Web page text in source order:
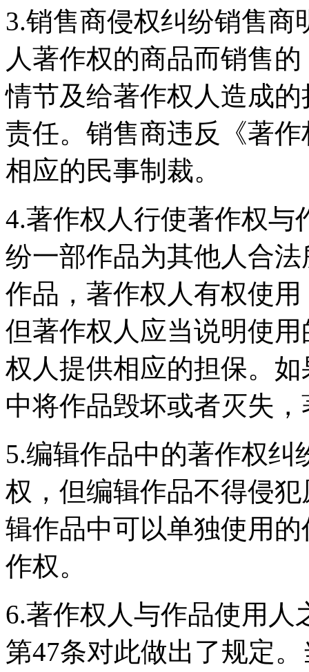
3.销售商侵权纠纷销售
人著作权的商品而销售
情节及给著作权人造成
责任。销售商违反《著
相应的民事制裁。
4.著作权人行使著作权与
纷一部作品为其他人合
作品，著作权人有权使
但著作权人应当说明使
权人提供相应的担保。
中将作品毁坏或者灭失
5.编辑作品中的著作权
权，但编辑作品不得侵
辑作品中可以单独使用
作权。
6.著作权人与作品使用
第47条对此做出了规定